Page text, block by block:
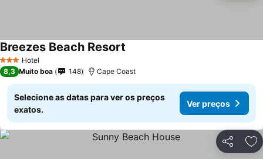
3 EstrelasHotel
Breezes Beach Resort
8,3 Muito boa 148 Cape Coast
Selecione as datas para ver os preços
exatos.
Ver preços
Partilhar